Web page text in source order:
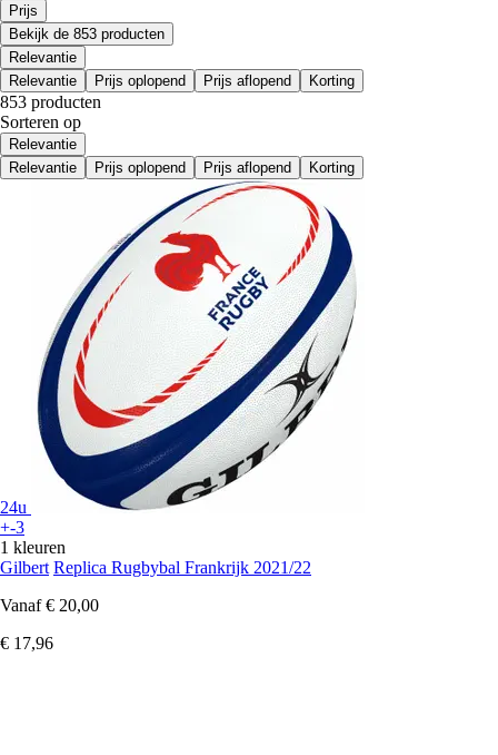
Prijs
Bekijk de 853 producten
Relevantie
Relevantie
Prijs oplopend Prijs aflopend Korting
853 producten
Sorteren op
Relevantie
Relevantie
Prijs oplopend Prijs aflopend Korting
24u
+-3
1 kleuren
Gilbert Replica Rugbybal Frankrijk 2021/22
Vanaf € 20,00
€ 17,96